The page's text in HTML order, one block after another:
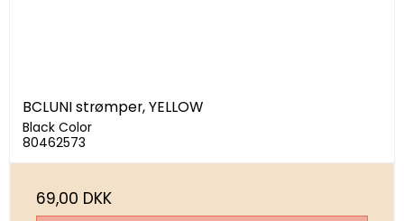
BCLUNI strømper, YELLOW
Black Color
80462573
69,00 DKK